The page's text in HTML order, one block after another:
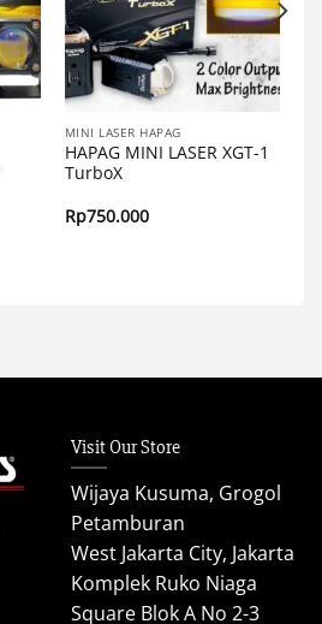
MINI LASER HAPAG
HAPAG MINI LASER XGT-1
TurboX
Rp750.000
Visit Our Store
Wijaya Kusuma, Grogol
Petamburan
West Jakarta City, Jakarta
Komplek Ruko Niaga
Square Blok A No 2-3